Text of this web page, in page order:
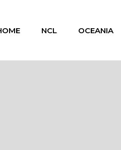
NCL OCEANIA